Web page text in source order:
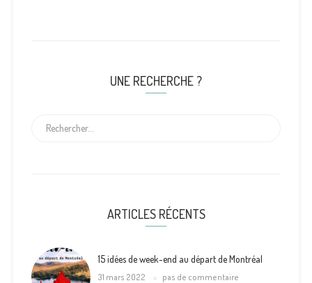
UNE RECHERCHE ?
ARTICLES RÉCENTS
15 idées de week-end au départ de Montréal
31 mars 2022 pas de commentaire